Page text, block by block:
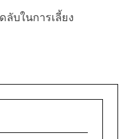
ลับในการเลี้ยง